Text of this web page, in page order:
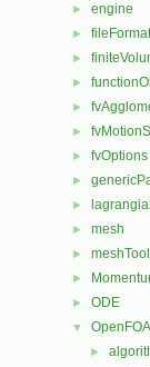
► engine
►
►
►
►
►
► fvOptions
►
►
► mesh
►
►
► ODE
▼
►